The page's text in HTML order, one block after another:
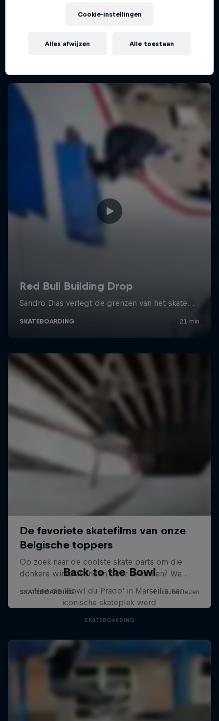
Porto Alegre, Brazil
Back to the Bowl
Hoe de 'Bowl du Prado' in Marseille een
iconische skateplek werd
SKATEBOARDING
Cookie-instellingen
Alles afwijzen Alle toestaan